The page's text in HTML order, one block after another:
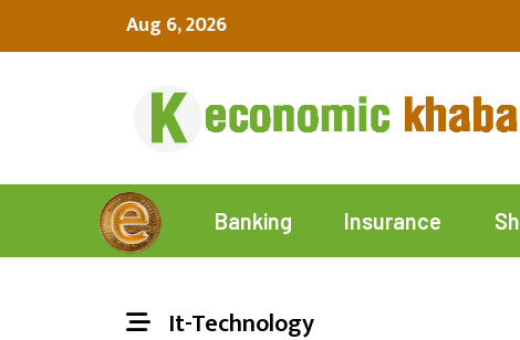
Aug 6, 2026
Banking Insurance
It-Technology